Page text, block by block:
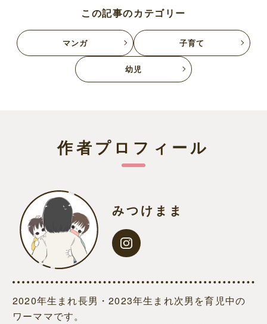
この記事のカテゴリー
マンガ 子育て
幼児
作者プロフィール
みつけまま
2020年生まれ長男・2023年生まれ次男を育児中の
ワーママです。